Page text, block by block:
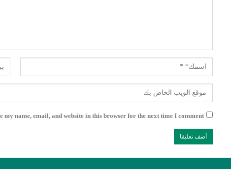
my name, email, and website in this browser for the next time I comment.